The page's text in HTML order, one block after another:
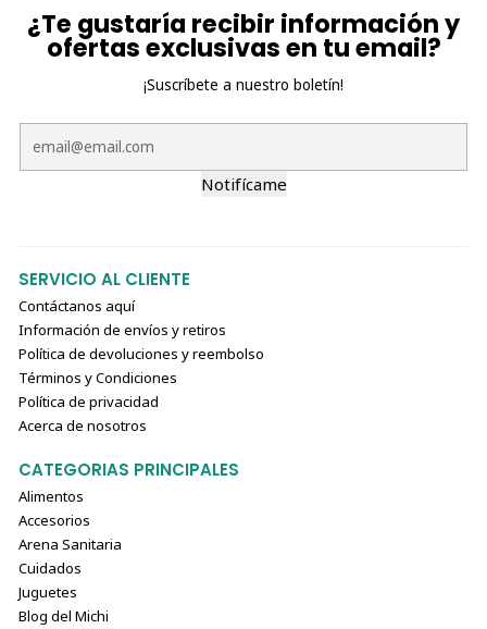
¿Te gustaría recibir información y
ofertas exclusivas en tu email?
¡Suscríbete a nuestro boletín!
Notifícame
SERVICIO AL CLIENTE
Contáctanos aquí
Información de envíos y retiros
Política de devoluciones y reembolso
Términos y Condiciones
Política de privacidad
Acerca de nosotros
CATEGORIAS PRINCIPALES
Alimentos
Accesorios
Arena Sanitaria
Cuidados
Juguetes
Blog del Michi